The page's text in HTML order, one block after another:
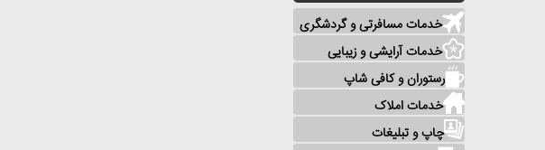
خدمات مسافرتی و گردشگری
خدمات آرایشی و زیبایی
رستوران و کافی شاپ
خدمات املاک
چاپ و تبلیغات